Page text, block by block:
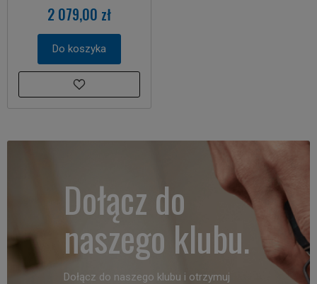
2 079,00 zł
Do koszyka
Dołącz do
naszego klubu.
Dołącz do naszego klubu i otrzymuj